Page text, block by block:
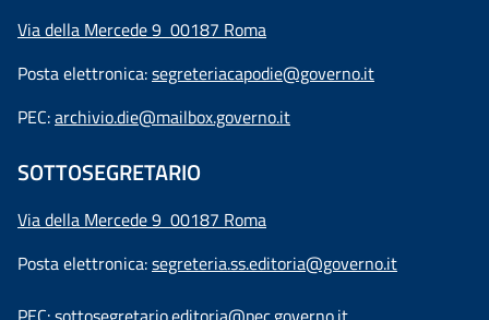
Via della Mercede 9 00187 Roma
Posta elettronica:segreteriacapodie@governo.it
PEC:archivio.die@mailbox.governo.it
SOTTOSEGRETARIO
Via della Mercede 9 00187 Roma
Posta elettronica:segreteria.ss.editoria@governo.it